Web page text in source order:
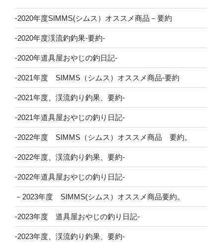
-2020年度SIMMS(シムス）オススメ商品－要約
-2020年度渓流釣釣果-要約-
-2020年道具屋おやじの釣日記-
-2021年度 SIMMS（シムス）オススメ商品-要約
-2021年度、渓流釣り釣果、要約-
-2021年道具屋おやじの釣り日記-
-2022年度 SIMMS（シムス）オススメ商品 要約。
-2022年度、渓流釣り釣果、要約-
-2022年道具屋おやじの釣り日記-
－2023年度 SIMMS(シムス）オススメ商品要約。
-2023年度 道具屋おやじの釣り日記-
-2023年度、渓流釣り釣果、要約-